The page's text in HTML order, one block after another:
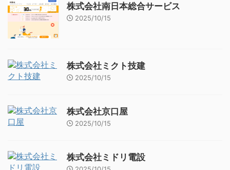
株式会社南日本総合サービス
2025/10/15
株式会社ミクト技建
2025/10/15
株式会社京口屋
2025/10/15
株式会社ミドリ電設